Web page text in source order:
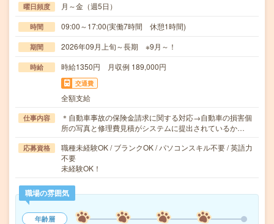
曜日頻度 月～金（週5日）
時間 09:00～17:00(実働7時間 休憩1時間)
期間 2026年09月上旬～長期 ※9月～！
時給 時給1350円 月収例 189,000円
交通費
全額支給
仕事内容
＊自動車事故の保険金請求に関する対応→自動車の損害個
所の写真と修理費見積がシステムに提出されているか…
応募資格
職種未経験OK / ブランクOK / パソコンスキル不要 / 英語力
不要
未経験OK！
職場の雰囲気
年齢層